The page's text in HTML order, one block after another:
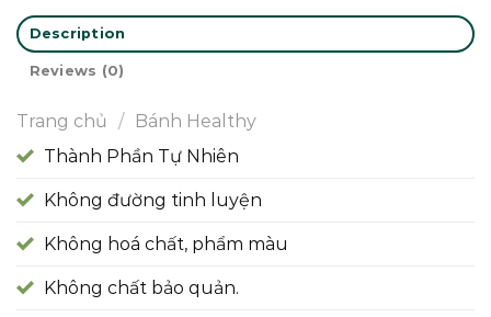
Description
Reviews (0)
Trang chủ /
Bánh Healthy
Thành Phần Tự Nhiên
Không đường tinh luyện
Không hoá chất, phẩm màu
Không chất bảo quản.